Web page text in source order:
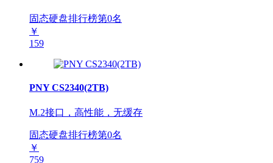
固态硬盘排行榜第0名
￥
159
PNY CS2340(2TB)
M.2接口，高性能，无缓存
固态硬盘排行榜第0名
￥
759